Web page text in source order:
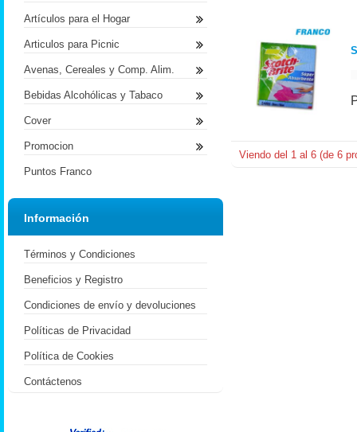
Viendo del 1 al 6 (de 6
Artículos para el Hogar
Articulos para Picnic
Avenas, Cereales y Comp. Alim.
Bebidas Alcohólicas y Tabaco
Cover
Promocion
Puntos Franco
Información
Términos y Condiciones
Beneficios y Registro
Condiciones de envío y devoluciones
Políticas de Privacidad
Política de Cookies
Contáctenos